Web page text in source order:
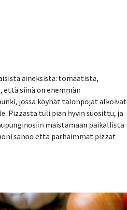
aineksista: tomaatista,
että siinä on enemmän
jossa köyhät talonpojat alkoivat
Pizzasta tuli pian hyvin suosittu, ja
maistamaan paikallista
sanoo että parhaimmat pizzat